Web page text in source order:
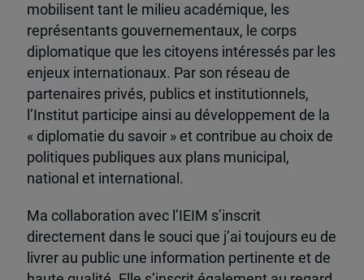
mobilisent tant le milieu académique, les
représentants gouvernementaux, le corps
diplomatique que les citoyens intéressés par les
enjeux internationaux. Par son réseau de
partenaires privés, publics et institutionnels,
l’Institut participe ainsi au développement de la
« diplomatie du savoir » et contribue au choix de
politiques publiques aux plans municipal,
national et international.
Ma collaboration avec l’IEIM s’inscrit
directement dans le souci que j’ai toujours eu de
livrer au public une information pertinente et de